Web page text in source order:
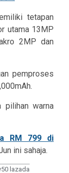
tetapan
utama 13MP
2MP dan
pemproses
pilihan warna
RM 799 di
ini sahaja.
lazada